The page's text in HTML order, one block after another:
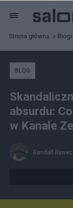
Strona główna Blogi
BLOG
absurdu:
w Kanale
Gandalf